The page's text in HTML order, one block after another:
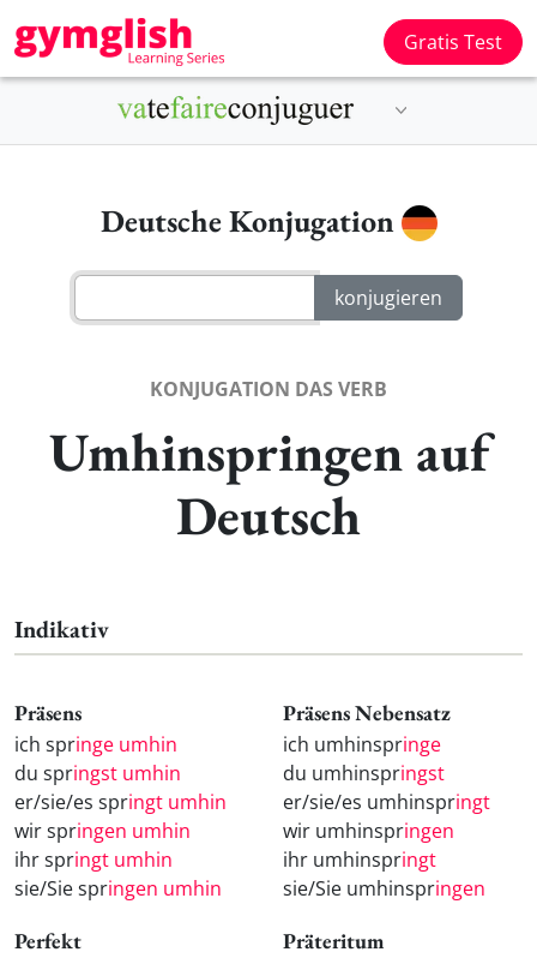
Gratis Test
Deutsche Konjugation
KONJUGATION DAS VERB
Umhinspringen auf
Deutsch
Indikativ
Präsens
ich springe umhin
du springst umhin
er/sie/es springt umhin
wir springen umhin
ihr springt umhin
sie/Sie springen umhin
Präsens Nebensatz
ich umhinspringe
du umhinspringst
er/sie/es umhinspringt
wir umhinspringen
ihr umhinspringt
sie/Sie umhinspringen
Perfekt Präteritum